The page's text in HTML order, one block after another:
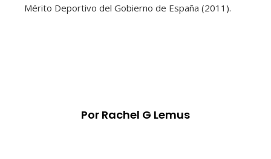
Mérito Deportivo del Gobierno de España (2011).
Por Rachel G Lemus